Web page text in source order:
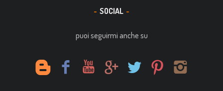
SOCIAL
puoi seguirmi anche su